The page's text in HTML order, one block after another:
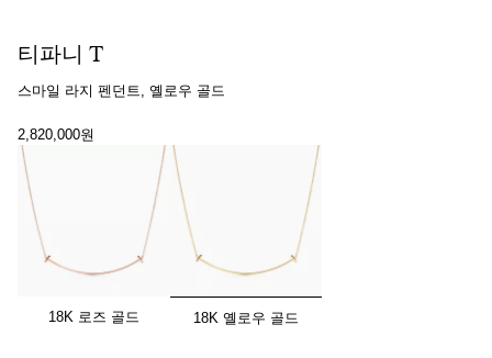
티파니 T
스마일 라지 펜던트, 옐로우 골드
2,820,000원
18K 로즈 골드 선택됨
18K 옐로우 골드